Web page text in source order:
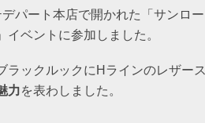
パート本店で開かれた「サンロー
ベントに参加しました。
ックルックにHラインのレザース
力を表わしました。